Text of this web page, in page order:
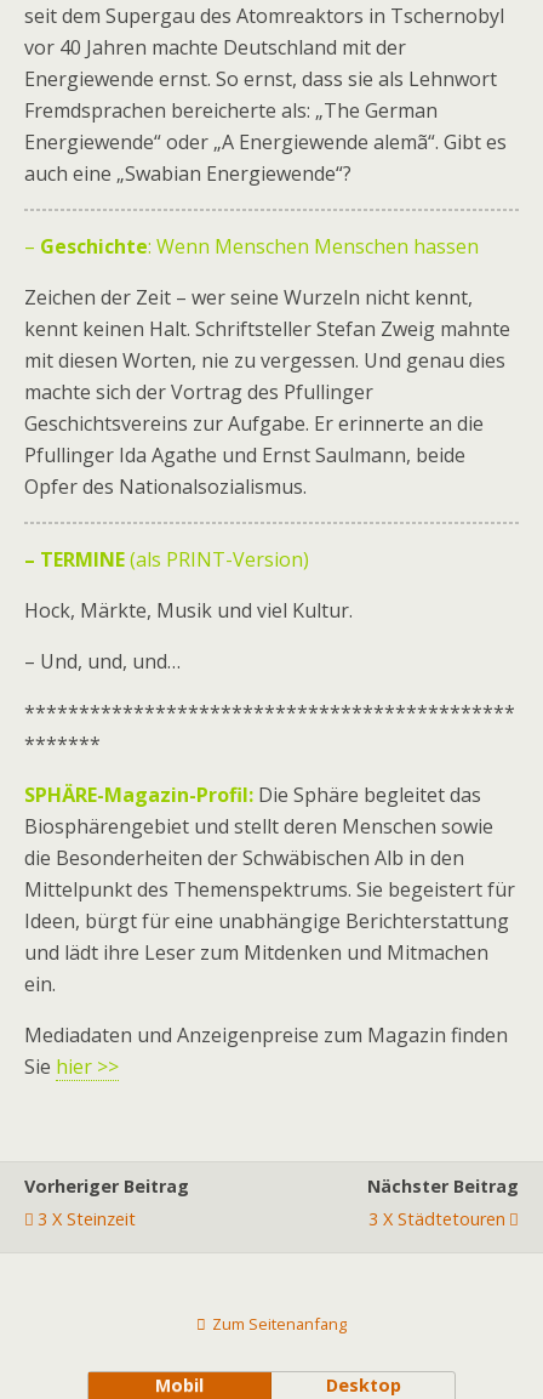
seit dem Supergau des Atomreaktors in Tschernobyl
vor 40 Jahren machte Deutschland mit der
Energiewende ernst. So ernst, dass sie als Lehnwort
Fremdsprachen bereicherte als: „The German
Energiewende“ oder „A Energiewende alemã“. Gibt es
auch eine „Swabian Energiewende“?
– Geschichte: Wenn Menschen Menschen hassen
Zeichen der Zeit – wer seine Wurzeln nicht kennt,
kennt keinen Halt. Schriftsteller Stefan Zweig mahnte
mit diesen Worten, nie zu vergessen. Und genau dies
machte sich der Vortrag des Pfullinger
Geschichtsvereins zur Aufgabe. Er erinnerte an die
Pfullinger Ida Agathe und Ernst Saulmann, beide
Opfer des Nationalsozialismus.
– TERMINE(als PRINT-Version)
Hock, Märkte, Musik und viel Kultur.
– Und, und, und…
*********************************************
*******
SPHÄRE-Magazin-Profil: Die Sphäre begleitet das
Biosphärengebiet und stellt deren Menschen sowie
die Besonderheiten der Schwäbischen Alb in den
Mittelpunkt des Themenspektrums. Sie begeistert für
Ideen, bürgt für eine unabhängige Berichterstattung
und lädt ihre Leser zum Mitdenken und Mitmachen
ein.
Mediadaten und Anzeigenpreise zum Magazin finden
Sie hier >>
Vorheriger Beitrag
3 X Steinzeit
Nächster Beitrag
3 X Städtetouren
Zum Seitenanfang
Mobil Desktop